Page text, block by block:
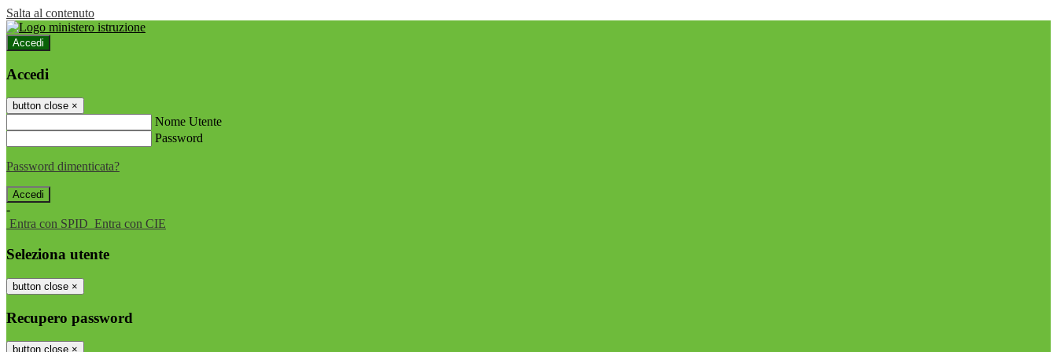
Salta al contenuto
Accedi
Accedi
button close ×
Nome Utente
Password
Password dimenticata?
-
Entra con SPID Entra con CIE
Seleziona utente
button close ×
Recupero password
button close ×